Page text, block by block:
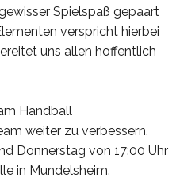
Spielspaß gepaart
verspricht hierbei
uns allen hoffentlich
Handball
weiter zu verbessern,
Donnerstag von 17:00 Uhr
in Mundelsheim.